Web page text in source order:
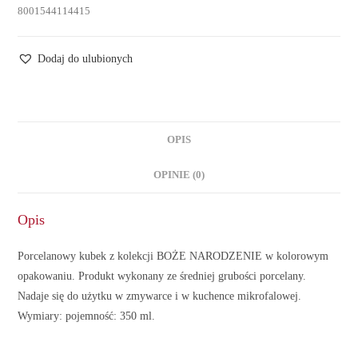
8001544114415
Dodaj do ulubionych
OPIS
OPINIE (0)
Opis
Porcelanowy kubek z kolekcji BOŻE NARODZENIE w kolorowym
opakowaniu. Produkt wykonany ze średniej grubości porcelany.
Nadaje się do użytku w zmywarce i w kuchence mikrofalowej.
Wymiary: pojemność: 350 ml.